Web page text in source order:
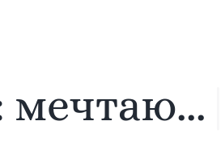
мечтаю...